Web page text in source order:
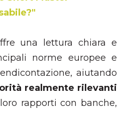
una lettura chiara e
norme europee e
aiutando
realmente rilevanti
rapporti con banche,